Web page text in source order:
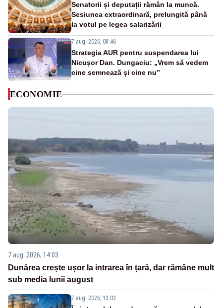
Senatorii și deputații rămân la muncă.
Sesiunea extraordinară, prelungită până
la votul pe legea salarizării
7 aug. 2026, 08:46
Strategia AUR pentru suspendarea lui
Nicușor Dan. Dungaciu: „Vrem să vedem
cine semnează și cine nu”
ECONOMIE
7 aug. 2026, 14:03
Dunărea crește ușor la intrarea în țară, dar rămâne mult
sub media lunii august
7 aug. 2026, 13:02